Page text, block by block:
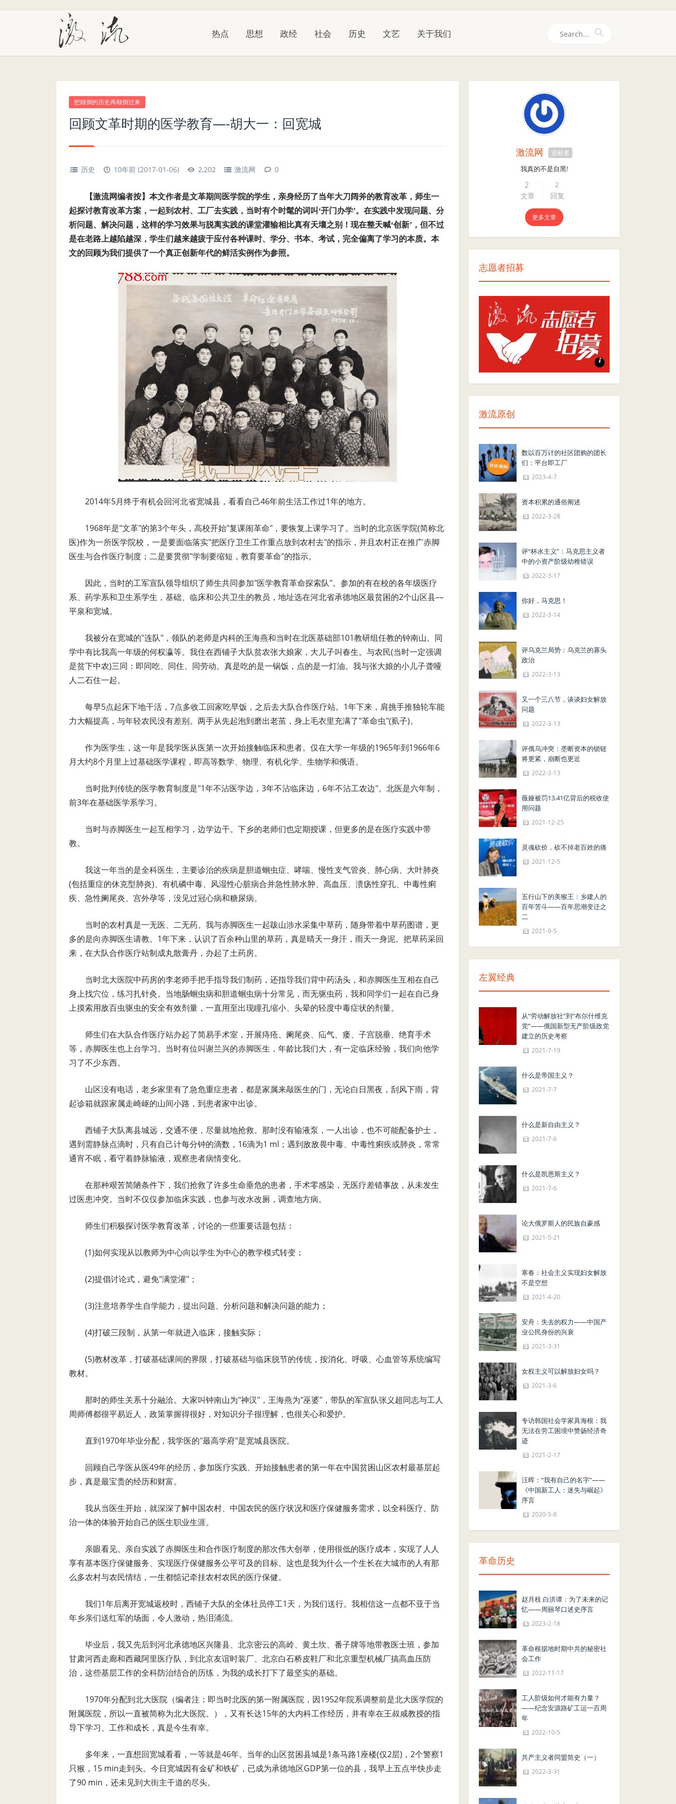
热点 思想 政经 社会 历史 文艺 关于我们
把颠倒的历史再颠倒过来
回顾文革时期的医学教育—-胡大一：回宽城
历史 10年前 (2017-01-06) 2,202 激流网 0
【激流网编者按】 本文作者是文革期间医学院的学生，亲身经历了当年大刀阔斧的教育改革，师生一
起探讨教育改革方案，一起到农村、工厂去实践，当时有个时髦的词叫‘开门办学’。在实践中发现问题、分
析问题、解决问题，这样的学习效果与脱离实践的课堂灌输相比真有天壤之别！现在整天喊‘创新’，但不过
是在老路上越陷越深，学生们越来越疲于应付各种课时、学分、书本、考试，完全偏离了学习的本质。本
文的回顾为我们提供了一个真正创新年代的鲜活实例作为参照。
2014年5月终于有机会回河北省宽城县，看看自己46年前生活工作过1年的地方。
1968年是"文革"的第3个年头，高校开始"复课闹革命"，要恢复上课学习了。当时的北京医学院(简称北
医)作为一所医学院校，一是要面临落实"把医疗卫生工作重点放到农村去"的指示，并且农村正在推广赤脚
医生与合作医疗制度；二是要贯彻"学制要缩短，教育要革命"的指示。
因此，当时的工军宣队领导组织了师生共同参加"医学教育革命探索队"。参加的有在校的各年级医疗
系、药学系和卫生系学生，基础、临床和公共卫生的教员，地址选在河北省承德地区最贫困的2个山区县––
平泉和宽城。
我被分在宽城的"连队"，领队的老师是内科的王海燕和当时在北医基础部101教研组任教的钟南山。同
学中有比我高一年级的何权瀛等。我住在西铺子大队贫农张大娘家，大儿子叫春生。与农民(当时一定强调
是贫下中农)三同：即同吃、同住、同劳动。真是吃的是一锅饭，点的是一灯油。我与张大娘的小儿子聋哑
人二石住一起。
每早5点起床下地干活，7点多收工回家吃早饭，之后去大队合作医疗站。1年下来，肩挑手推独轮车能
力大幅提高，与年轻农民没有差别。两手从先起泡到磨出老茧，身上毛衣里充满了"革命虫"(虱子)。
作为医学生，这一年是我学医从医第一次开始接触临床和患者。仅在大学一年级的1965年到1966年6
月大约8个月里上过基础医学课程，即高等数学、物理、有机化学、生物学和俄语。
当时批判传统的医学教育制度是"1年不沾医学边，3年不沾临床边，6年不沾工农边"。北医是六年制，
前3年在基础医学系学习。
当时与赤脚医生一起互相学习，边学边干。下乡的老师们也定期授课，但更多的是在医疗实践中带
教。
我这一年当的是全科医生，主要诊治的疾病是胆道蛔虫症、哮喘、慢性支气管炎、肺心病、大叶肺炎
(包括重症的休克型肺炎)、有机磷中毒、风湿性心脏病合并急性肺水肿、高血压、溃疡性穿孔、中毒性痢
疾、急性阑尾炎、宫外孕等，没见过冠心病和糖尿病。
当时的农村真是一无医、二无药。我与赤脚医生一起跋山涉水采集中草药，随身带着中草药图谱，更
多的是向赤脚医生请教。1年下来，认识了百余种山里的草药，真是晴天一身汗，雨天一身泥。把草药采回
来，在大队合作医疗站制成丸散膏丹，办起了土药房。
当时北大医院中药房的李老师手把手指导我们制药，还指导我们背中药汤头，和赤脚医生互相在自己
身上找穴位，练习扎针灸。当地肠蛔虫病和胆道蛔虫病十分常见，而无驱虫药，我和同学们一起在自己身
上摸索用敌百虫驱虫的安全有效剂量，一直用至出现瞳孔缩小、头晕的轻度中毒症状的剂量。
师生们在大队合作医疗站办起了简易手术室，开展痔疮、阑尾炎、疝气、瘘、子宫脱垂、绝育手术
等，赤脚医生也上台学习。当时有位叫谢兰兴的赤脚医生，年龄比我们大，有一定临床经验，我们向他学
习了不少东西。
山区没有电话，老乡家里有了急危重症患者，都是家属来敲医生的门，无论白日黑夜，刮风下雨，背
起诊箱就跟家属走崎岖的山间小路，到患者家中出诊。
西铺子大队离县城远，交通不便，尽量就地抢救。那时没有输液泵，一人出诊，也不可能配备护士，
遇到需静脉点滴时，只有自己计每分钟的滴数，16滴为1 ml；遇到敌敌畏中毒、中毒性痢疾或肺炎，常常
通宵不眠，看守着静脉输液，观察患者病情变化。
在那种艰苦简陋条件下，我们抢救了许多生命垂危的患者，手术零感染，无医疗差错事故，从未发生
过医患冲突。当时不仅仅参加临床实践，也参与改水改厕，调查地方病。
师生们积极探讨医学教育改革，讨论的一些重要话题包括：
(1)如何实现从以教师为中心向以学生为中心的教学模式转变；
(2)提倡讨论式，避免"满堂灌"；
(3)注意培养学生自学能力，提出问题、分析问题和解决问题的能力；
(4)打破三段制，从第一年就进入临床，接触实际；
(5)教材改革，打破基础课间的界限，打破基础与临床脱节的传统，按消化、呼吸、心血管等系统编写
教材。
那时的师生关系十分融洽。大家叫钟南山为"神汉"，王海燕为"巫婆"，带队的军宣队张义超同志与工人
周师傅都很平易近人，政策掌握得很好，对知识分子很理解，也很关心和爱护。
直到1970年毕业分配，我学医的"最高学府"是宽城县医院。
回顾自己学医从医49年的经历，参加医疗实践、开始接触患者的第一年在中国贫困山区农村最基层起
步，真是最宝贵的经历和财富。
我从当医生开始，就深深了解中国农村、中国农民的医疗状况和医疗保健服务需求，以全科医疗、防
治一体的体验开始自己的医生职业生涯。
亲眼看见、亲自实践了赤脚医生和合作医疗制度的那次伟大创举，使用很低的医疗成本，实现了人人
享有基本医疗保健服务、实现医疗保健服务公平可及的目标。这也是我为什么一个生长在大城市的人有那
么多农村与农民情结，一生都惦记牵挂农村农民的医疗保健。
我们1年后离开宽城返校时，西铺子大队的全体社员停工1天，为我们送行。我相信这一点都不亚于当
年乡亲们送红军的场面，令人激动，热泪涌流。
毕业后，我又先后到河北承德地区兴隆县、北京密云的高岭、黄土坎、番子牌等地带教医士班，参加
甘肃河西走廊和西藏阿里医疗队，到北京友谊时装厂、北京白石桥皮鞋厂和北京重型机械厂搞高血压防
治，这些基层工作的全科防治结合的历练，为我的成长打下了最坚实的基础。
1970年分配到北大医院（编者注：即当时北医的第一附属医院，因1952年院系调整前是北大医学院的
附属医院，所以一直被简称为北大医院。），又有长达15年的大内科工作经历，并有幸在王叔咸教授的指
导下学习、工作和成长，真是今生有幸。
多年来，一直想回宽城看看，一等就是46年。当年的山区贫困县城是1条马路1座楼(仅2层)，2个警察1
只猴，15 min走到头。今日宽城因有金矿和铁矿，已成为承德地区GDP第一位的县，我早上五点半快步走
了90 min，还未见到大街主干道的尽头。
激流网 贡献者
我真的不是自黑!
2
文章
2
回复
更多文章
志愿者招募
志愿者招募
激流原创
数以百万计的社区团购的团长
们：平台即工厂
2023-4-7
资本积累的通俗阐述
2022-3-28
评“杯水主义”：马克思主义者
中的小资产阶级幼稚错误
2022-3-17
你好，马克思！
2022-3-14
评乌克兰局势：乌克兰的寡头
政治
2022-3-13
又一个三八节，谈谈妇女解放
问题
2022-3-13
评俄乌冲突：垄断资本的锁链
将更紧，崩断也更近
2022-3-13
薇娅被罚13.41亿背后的税收使
用问题
2021-12-25
灵魂砍价，砍不掉老百姓的痛
2021-12-5
五行山下的美猴王：乡建人的
百年苦斗——百年思潮变迁之
二
2021-9-5
左翼经典
从“劳动解放社”到“布尔什维克
党”——俄国新型无产阶级政党
建立的历史考察
2021-7-19
什么是帝国主义？
2021-7-7
什么是新自由主义？
2021-7-6
什么是凯恩斯主义？
2021-7-6
论大俄罗斯人的民族自豪感
2021-5-21
寒春：社会主义实现妇女解放
不是空想
2021-4-20
安舟：失去的权力——中国产
业公民身份的兴衰
2021-3-31
女权主义可以解放妇女吗？
2021-3-6
专访韩国社会学家具海根：我
无法在劳工困境中赞扬经济奇
迹
2021-2-17
汪晖：“我有自己的名字”——
《中国新工人：迷失与崛起》
序言
2020-5-8
革命历史
赵月枝 白洪谭：为了未来的记
忆——周丽琴口述史序言
2023-2-18
革命根据地时期中共的秘密社
会工作
2022-11-17
工人阶级如何才能有力量？
——纪念安源路矿工运一百周
年
2022-10-5
共产主义者同盟简史（一）
2022-3-31